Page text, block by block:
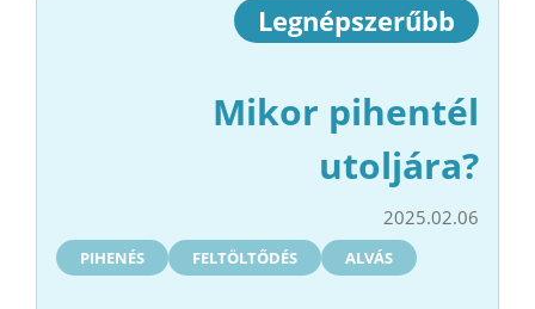
Legnépszerűbb
Mikor pihentél
utoljára?
2025.02.06
PIHENÉS FELTÖLTŐDÉS ALVÁS